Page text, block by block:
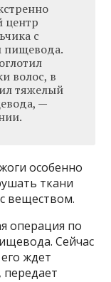
центр
с
пищевода.
волос, в
тяжелый
—
особенно
ткани
веществом.
операция по
Сейчас
ждет
передает